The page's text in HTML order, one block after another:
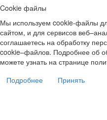
Cookie файлы
Мы используем cookie-файлы
сайтом, и для сервисов
соглашаетесь на обработку
cookie–файлов. Подробнее об
можете узнать на странице
Подробнее
Принять